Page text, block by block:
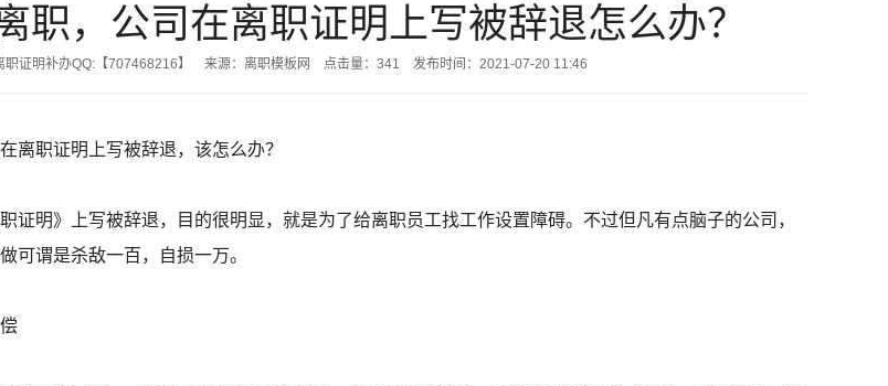
职，公司在离职证明上写被辞退怎么办？
职证明补办QQ:【707468216】 来源：离职模板网 点击量： 341 发布时间：2021-07-20 11:46
离职证明上写被辞退，该怎么办？
证明》上写被辞退，目的很明显，就是为了给离职员工找工作设置障碍。不过但凡有点脑子的公司，
可谓是杀敌一百，自损一万。